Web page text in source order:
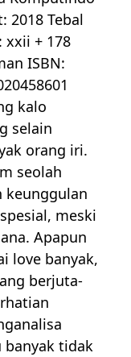
2018 Tebal
xxii + 178
ISBN:
kalo
selain
orang iri.
seolah
keunggulan
meski
Apapun
love banyak,
berjuta-
banyak tidak